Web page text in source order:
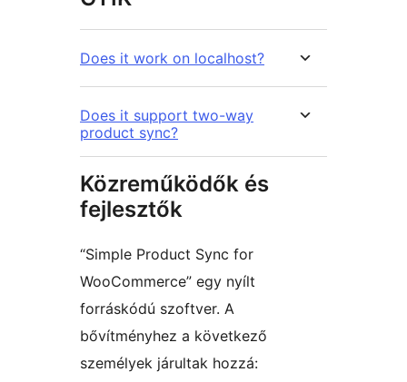
Does it work on localhost?
Does it support two-way
product sync?
Közreműködők és
fejlesztők
“Simple Product Sync for
WooCommerce” egy nyílt
forráskódú szoftver. A
bővítményhez a következő
személyek járultak hozzá: